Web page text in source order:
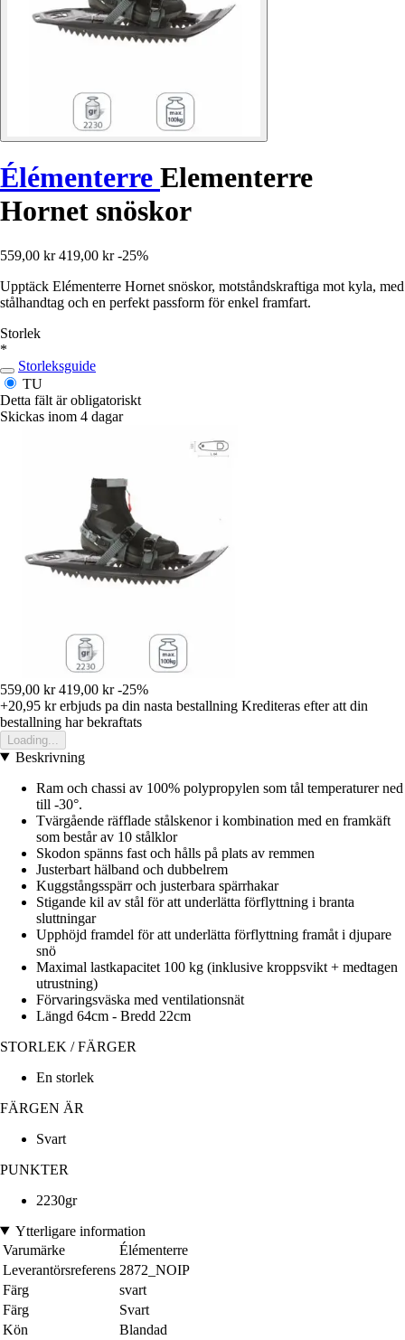
Élémenterre Elementerre
Hornet snöskor
559,00 kr 419,00 kr -25%
Upptäck Elémenterre Hornet snöskor, motståndskraftiga mot kyla, med
stålhandtag och en perfekt passform för enkel framfart.
Storlek
*
Storleksguide
TU
Detta fält är obligatoriskt
Skickas inom 4 dagar
559,00 kr 419,00 kr -25%
+20,95 krerbjuds pa din nasta bestallning Krediteras efter att din
bestallning har bekraftats
Loading...
Beskrivning
Ram och chassi av 100% polypropylen som tål temperaturer ned
till -30°.
Tvärgående räfflade stålskenor i kombination med en framkäft
som består av 10 stålklor
Skodon spänns fast och hålls på plats av remmen
Justerbart hälband och dubbelrem
Kuggstångsspärr och justerbara spärrhakar
Stigande kil av stål för att underlätta förflyttning i branta
sluttningar
Upphöjd framdel för att underlätta förflyttning framåt i djupare
snö
Maximal lastkapacitet 100 kg (inklusive kroppsvikt + medtagen
utrustning)
Förvaringsväska med ventilationsnät
Längd 64cm - Bredd 22cm
STORLEK / FÄRGER
En storlek
FÄRGEN ÄR
Svart
PUNKTER
2230gr
Ytterligare information
Varumärke
Élémenterre
Leverantörsreferens 2872_NOIP
Färg
svart
Färg
Svart
Kön
Blandad